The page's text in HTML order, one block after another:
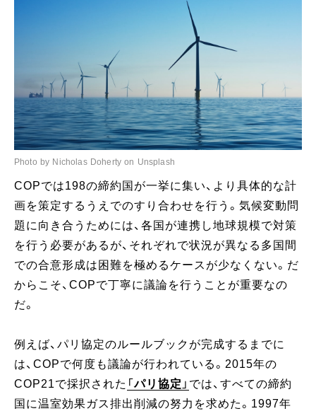
Photo by Nicholas Doherty on Unsplash
COPでは198の締約国が一挙に集い、より具体的な計
画を策定するうえでのすり合わせを行う。気候変動問
題に向き合うためには、各国が連携し地球規模で対策
を行う必要があるが、それぞれで状況が異なる多国間
での合意形成は困難を極めるケースが少なくない。だ
からこそ、COPで丁寧に議論を行うことが重要なの
だ。
例えば、パリ協定のルールブックが完成するまでに
は、COPで何度も議論が行われている。2015年の
COP21で採択された 「パリ協定 」 では、すべての締約
国に温室効果ガス排出削減の努力を求めた。1997年